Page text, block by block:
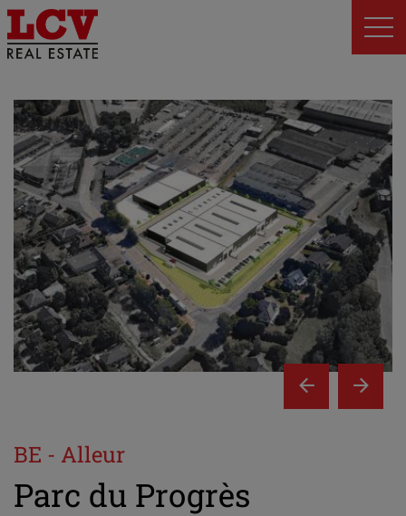
BE - Alleur
Parc du Progrès